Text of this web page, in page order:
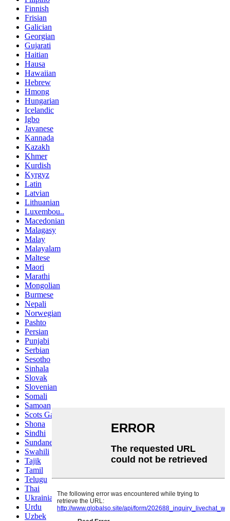
Finnish
Frisian
Galician
Georgian
Gujarati
Haitian
Hausa
Hawaiian
Hebrew
Hmong
Hungarian
Icelandic
Igbo
Javanese
Kannada
Kazakh
Khmer
Kurdish
Kyrgyz
Latin
Latvian
Lithuanian
Luxembou..
Macedonian
Malagasy
Malay
Malayalam
Maltese
Maori
Marathi
Mongolian
Burmese
Nepali
Norwegian
Pashto
Persian
Punjabi
Serbian
Sesotho
Sinhala
Slovak
Slovenian
Somali
Samoan
Scots Gaelic
Shona
Sindhi
Sundanese
Swahili
Tajik
Tamil
Telugu
Thai
Ukrainian
Urdu
Uzbek